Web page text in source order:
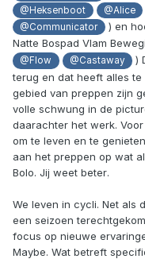
@Heksenboot @Alice
@Communicator
) en
Natte Bospad Vlam
@Flow
@Castaway
)
terug en dat heeft alles te
gebied van preppen zijn
volle schwung in de
daarachter het werk. Voor
om te leven en te
aan het preppen op wat
Bolo. Jij weet beter.
We leven in cycli. Net als
een seizoen
focus op nieuwe
Maybe. Wat betreft